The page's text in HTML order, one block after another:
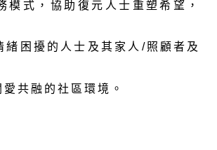
式，協助復元人士重塑希望，
困擾的人士及其家人/照顧者及
共融的社區環境。